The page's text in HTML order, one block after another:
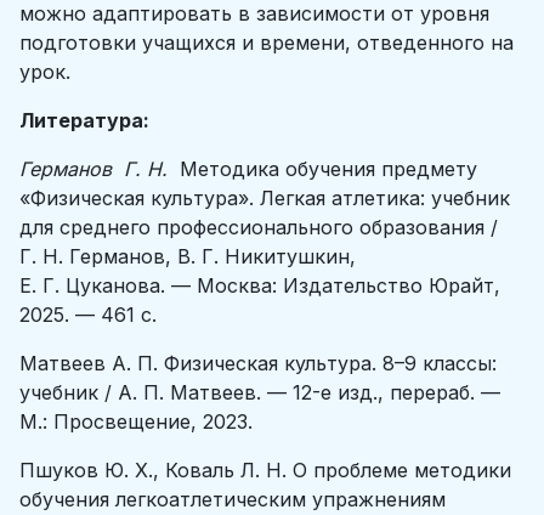
можно адаптировать в зависимости от уровня
подготовки учащихся и времени, отведенного на
урок.
Литература:
Германов Г. Н. Методика обучения предмету
«Физическая культура». Легкая атлетика: учебник
для среднего профессионального образования /
Г. Н. Германов, В. Г. Никитушкин,
Е. Г. Цуканова. — Москва: Издательство Юрайт,
2025. — 461 с.
Матвеев А. П. Физическая культура. 8–9 классы:
учебник / А. П. Матвеев. — 12-е изд., перераб. —
М.: Просвещение, 2023.
Пшуков Ю. Х., Коваль Л. Н. О проблеме методики
обучения легкоатлетическим упражнениям